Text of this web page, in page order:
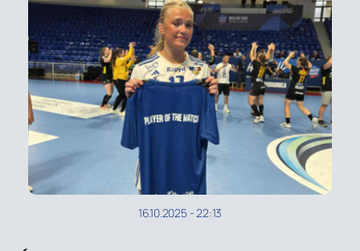
16.10.2025-22:13